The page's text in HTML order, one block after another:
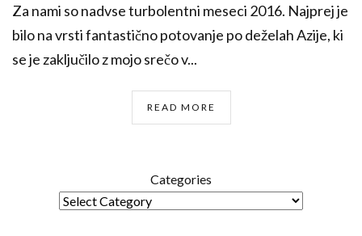
Za nami so nadvse turbolentni meseci 2016. Najprej je
bilo na vrsti fantastično potovanje po deželah Azije, ki
se je zaključilo z mojo srečo v...
READ MORE
Categories